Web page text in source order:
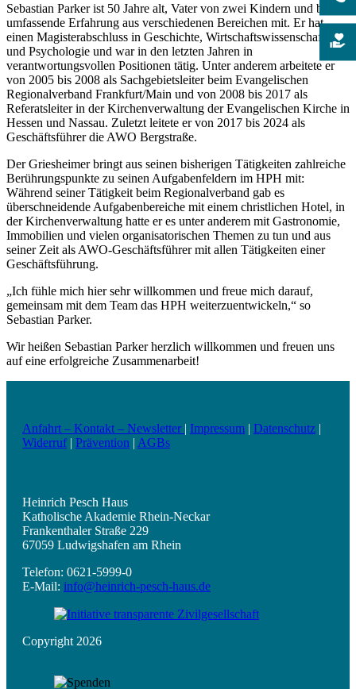
Sebastian Parker ist 50 Jahre alt, Vater von zwei Kindern und bringt
umfassende Erfahrung aus verschiedenen Bereichen mit. Er hat
einen Magisterabschluss in Geschichte, Wirtschaftswissenschaften
und Psychologie und war in den letzten Jahren in
verantwortungsvollen Positionen tätig. Unter anderem arbeitete er
von 2005 bis 2008 als Sachgebietsleiter beim Evangelischen
Regionalverband Frankfurt/Main und von 2008 bis 2017 als
Referatsleiter in der Kirchenverwaltung der Evangelischen Kirche in
Hessen und Nassau. Zuletzt leitete er von 2017 bis 2024 als
Geschäftsführer die AWO Bergstraße.
Der Griesheimer bringt aus seinen bisherigen Tätigkeiten zahlreiche
Berührungspunkte zu seinen Aufgabenfeldern im HPH mit:
Während seiner Tätigkeit beim Regionalverband gab es
überschneidende Aufgabenbereiche mit einem christlichen Hotel, in
der Kirchenverwaltung hatte er es unter anderem mit Gastronomie,
Immobilien und vielen organisatorischen Themen zu tun und aus
seiner Zeit als AWO-Geschäftsführer mit allen Tätigkeiten einer
Geschäftsführung.
„Ich fühle mich hier sehr willkommen und freue mich darauf,
gemeinsam mit dem Team das HPH weiterzuentwickeln,“ so
Sebastian Parker.
Wir heißen Sebastian Parker herzlich willkommen und freuen uns
auf eine erfolgreiche Zusammenarbeit!
Anfahrt – Kontakt – Newsletter | Impressum | Datenschutz |
Widerruf| Prävention | AGBs
Heinrich Pesch Haus
Katholische Akademie Rhein-Neckar
Frankenthaler Straße 229
67059 Ludwigshafen am Rhein
Telefon: 0621-5999-0
E-Mail: info@heinrich-pesch-haus.de
Copyright 2026